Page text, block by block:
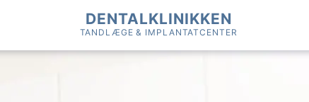
DENTALKLINIKKEN
TANDLÆGE & IMPLANTATCENTER